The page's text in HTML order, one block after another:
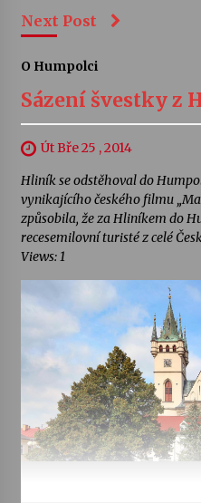
Next Post
O Humpolci
Sázení švestky z
Út Bře 25 , 2014
Hliník se odstěhoval do
vynikajícího českého filmu
způsobila, že za Hliníkem do
recesemilovní turisté z celé
Views: 1